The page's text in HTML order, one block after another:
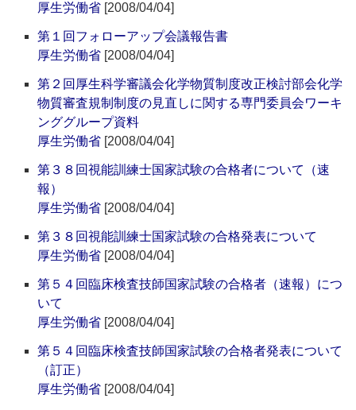
厚生労働省 [2008/04/04]
第１回フォローアップ会議報告書
厚生労働省 [2008/04/04]
第２回厚生科学審議会化学物質制度改正検討部会化学
物質審査規制制度の見直しに関する専門委員会ワーキ
ンググループ資料
厚生労働省 [2008/04/04]
第３８回視能訓練士国家試験の合格者について（速
報）
厚生労働省 [2008/04/04]
第３８回視能訓練士国家試験の合格発表について
厚生労働省 [2008/04/04]
第５４回臨床検査技師国家試験の合格者（速報）につ
いて
厚生労働省 [2008/04/04]
第５４回臨床検査技師国家試験の合格者発表について
（訂正）
厚生労働省 [2008/04/04]